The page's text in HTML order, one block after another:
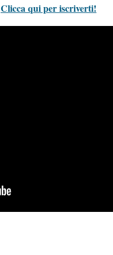
Clicca qui per iscriverti!